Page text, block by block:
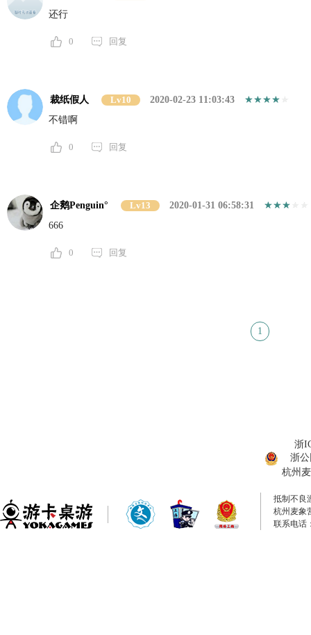
还行
0 回复
裁纸假人 Lv10
2020-02-23 11:03:43
不错啊
0 回复
企鹅Penguin° Lv13
2020-01-31 06:58:31
666
0 回复
1
浙
浙公
杭州
抵制不良
杭州麦象
联系电话